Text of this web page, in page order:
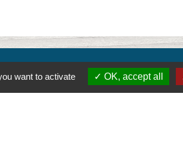
want to activate OK, accept all